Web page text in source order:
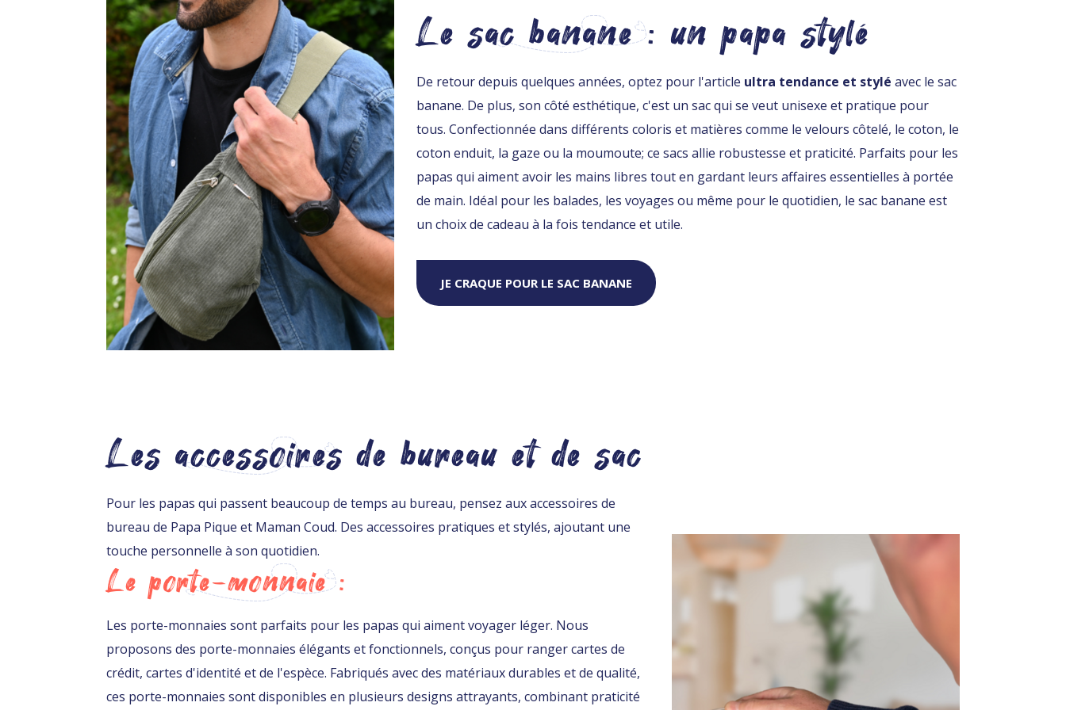
Le sac banane : un papa stylé
De retour depuis quelques années, optez pour l'article ultra tendance et stylé avec le sac
banane. De plus, son côté esthétique, c'est un sac qui se veut unisexe et pratique pour
tous. Confectionnée dans différents coloris et matières comme le velours côtelé, le coton, le
coton enduit, la gaze ou la moumoute; ce sacs allie robustesse et praticité. Parfaits pour les
papas qui aiment avoir les mains libres tout en gardant leurs affaires essentielles à portée
de main. Idéal pour les balades, les voyages ou même pour le quotidien, le sac banane est
un choix de cadeau à la fois tendance et utile.
JE CRAQUE POUR LE SAC BANANE
Les accessoires de bureau et de sac
Pour les papas qui passent beaucoup de temps au bureau, pensez aux accessoires de
bureau de Papa Pique et Maman Coud. Des accessoires pratiques et stylés, ajoutant une
touche personnelle à son quotidien.
Le porte-monnaie :
Les porte-monnaies sont parfaits pour les papas qui aiment voyager léger. Nous
proposons des porte-monnaies élégants et fonctionnels, conçus pour ranger cartes de
crédit, cartes d'identité et de l'espèce. Fabriqués avec des matériaux durables et de qualité,
ces porte-monnaies sont disponibles en plusieurs designs attrayants, combinant praticité